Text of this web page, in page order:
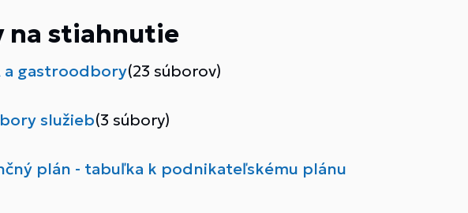
na stiahnutie
a gastroodbory(23 súborov)
služieb(3 súbory)
plán - tabuľka k podnikateľskému plánu